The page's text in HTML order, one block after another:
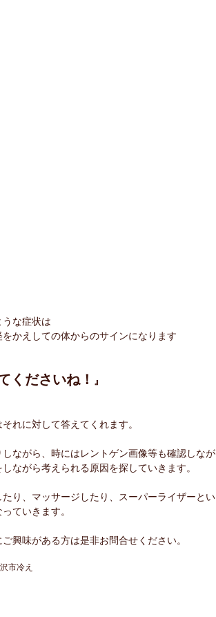
な症状は
かえしての体からのサインになります
くださいね！ 』
れに対して答えてくれます。
ながら、時にはレントゲン画像等も確認しなが
ながら考えられる原因を探していきます。
り、マッサージしたり、スーパーライザーとい
ていきます。
興味がある方は是非お問合せください。
市冷え